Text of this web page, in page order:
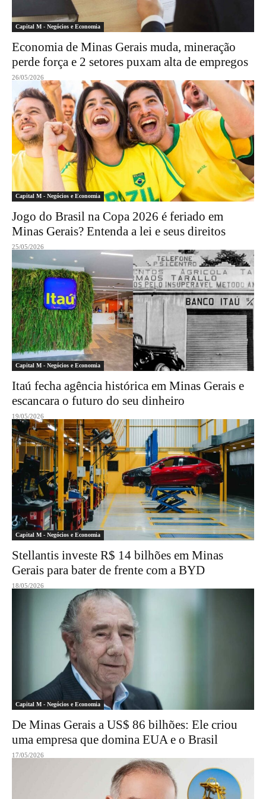
Capital M - Negócios e Economia
Economia de Minas Gerais muda, mineração
perde força e 2 setores puxam alta de empregos
26/05/2026
Capital M - Negócios e Economia
Jogo do Brasil na Copa 2026 é feriado em
Minas Gerais? Entenda a lei e seus direitos
25/05/2026
Capital M - Negócios e Economia
Itaú fecha agência histórica em Minas Gerais e
escancara o futuro do seu dinheiro
19/05/2026
Capital M - Negócios e Economia
Stellantis investe R$ 14 bilhões em Minas
Gerais para bater de frente com a BYD
18/05/2026
Capital M - Negócios e Economia
De Minas Gerais a US$ 86 bilhões: Ele criou
uma empresa que domina EUA e o Brasil
17/05/2026